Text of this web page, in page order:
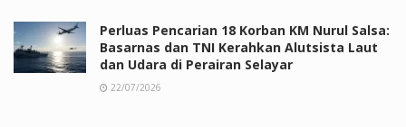
Perluas Pencarian 18 Korban KM Nurul Salsa:
Basarnas dan TNI Kerahkan Alutsista Laut
dan Udara di Perairan Selayar
22/07/2026